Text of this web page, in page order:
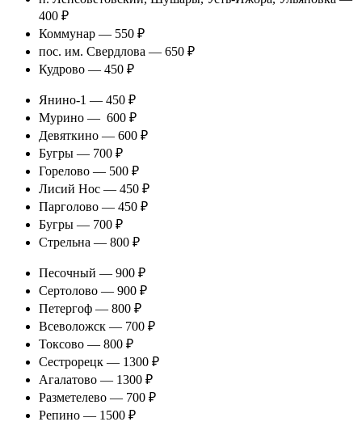
400 ₽
Коммунар — 550 ₽
пос. им. Свердлова — 650 ₽
Кудрово — 450 ₽
Янино-1 — 450 ₽
Мурино — 600 ₽
Девяткино — 600 ₽
Бугры — 700 ₽
Горелово — 500 ₽
Лисий Нос — 450 ₽
Парголово — 450 ₽
Бугры — 700 ₽
Стрельна — 800 ₽
Песочный — 900 ₽
Сертолово — 900 ₽
Петергоф — 800 ₽
Всеволожск — 700 ₽
Токсово — 800 ₽
Сестрорецк — 1300 ₽
Агалатово — 1300 ₽
Разметелево — 700 ₽
Репино — 1500 ₽